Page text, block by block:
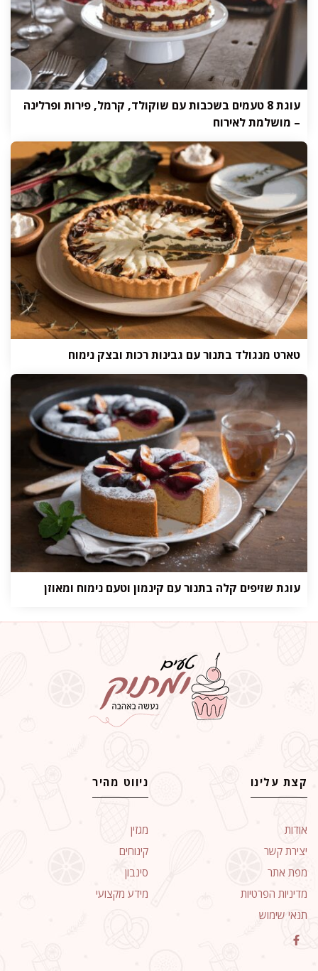
עוגת 8 טעמים בשכבות עם שוקולד, קרמל, פירות ופרלינה
– מושלמת לאירוח
טארט מנגולד בתנור עם גבינות רכות ובצק נימוח
עוגת שזיפים קלה בתנור עם קינמון וטעם נימוח ומאוזן
קצת עלינו
אודות
יצירת קשר
מפת אתר
מדיניות הפרטיות
תנאי שימוש
ניווט מהיר
מגזין
קינוחים
סינבון
מידע מקצועי